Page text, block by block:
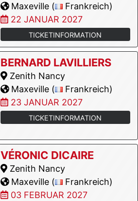
Maxeville (
Frankreich)
22 JANUAR 2027
TICKETINFORMATION
BERNARD LAVILLIERS
Zenith Nancy
Maxeville (
Frankreich)
23 JANUAR 2027
TICKETINFORMATION
VÉRONIC DICAIRE
Zenith Nancy
Maxeville (
Frankreich)
03 FEBRUAR 2027